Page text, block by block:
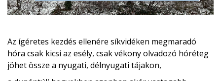
Az ígéretes kezdés ellenére síkvidéken megmaradó
hóra csak kicsi az esély, csak vékony olvadozó hóréteg
jöhet össze a nyugati, délnyugati tájakon,